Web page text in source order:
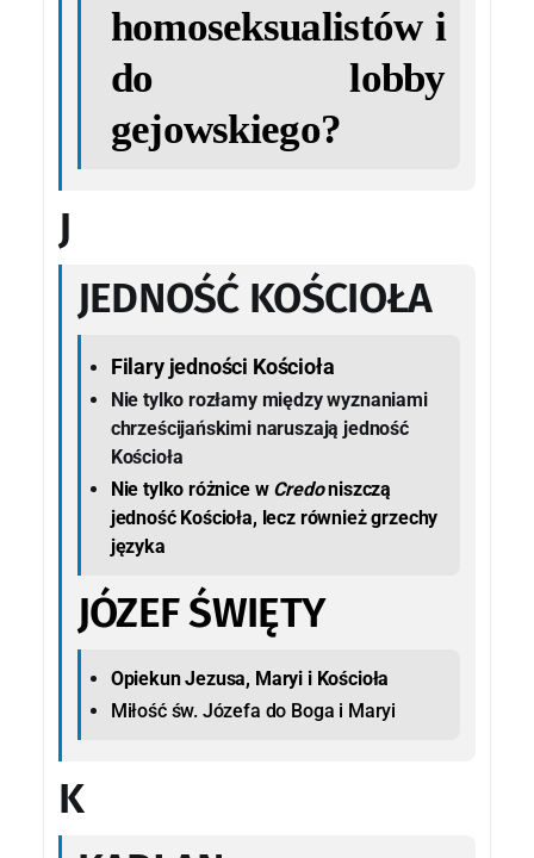
homoseksualistów i
do lobby
gejowskiego?
J
JEDNOŚĆ KOŚCIOŁA
Filary jedności Kościoła
Nie tylko rozłamy między wyznaniami
chrześcijańskimi naruszają jedność
Kościoła
Nie tylko różnice w Credoniszczą
jedność Kościoła, lecz również grzechy
języka
JÓZEF ŚWIĘTY
Opiekun Jezusa, Maryi i Kościoła
Miłość św. Józefa do Boga i Maryi
K